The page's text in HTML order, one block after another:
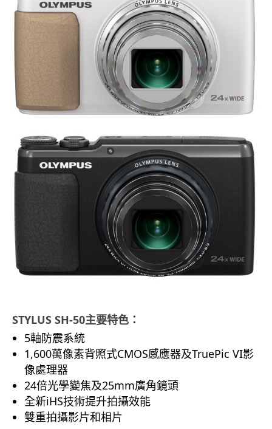
STYLUS SH-50主要特色：
5軸防震系統
1,600萬像素背照式CMOS感應器及TruePic VI影
像處理器
24倍光學變焦及25mm廣角鏡頭
全新iHS技術提升拍攝效能
雙重拍攝影片和相片